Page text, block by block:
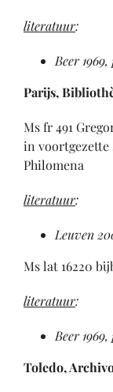
literatuur:
Beer
Parijs,
Ms fr 491
in voortgezette
Philomena
literatuur:
Leuven
Ms lat 16220
literatuur:
Beer
Toledo,